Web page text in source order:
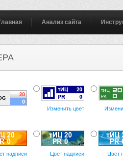
Анализ сайта
Изменить цвет
надписи Цвет надписи Цвет